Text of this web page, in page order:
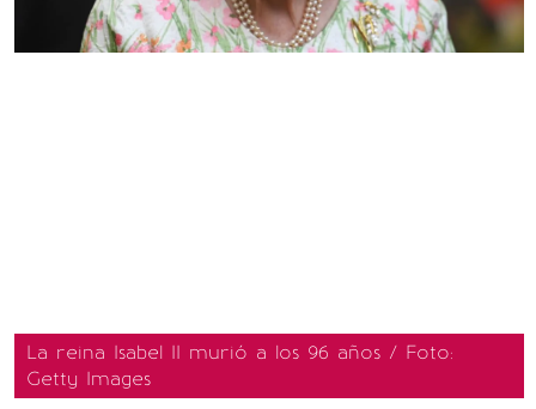
La reina Isabel II murió a los 96 años / Foto:
Getty Images